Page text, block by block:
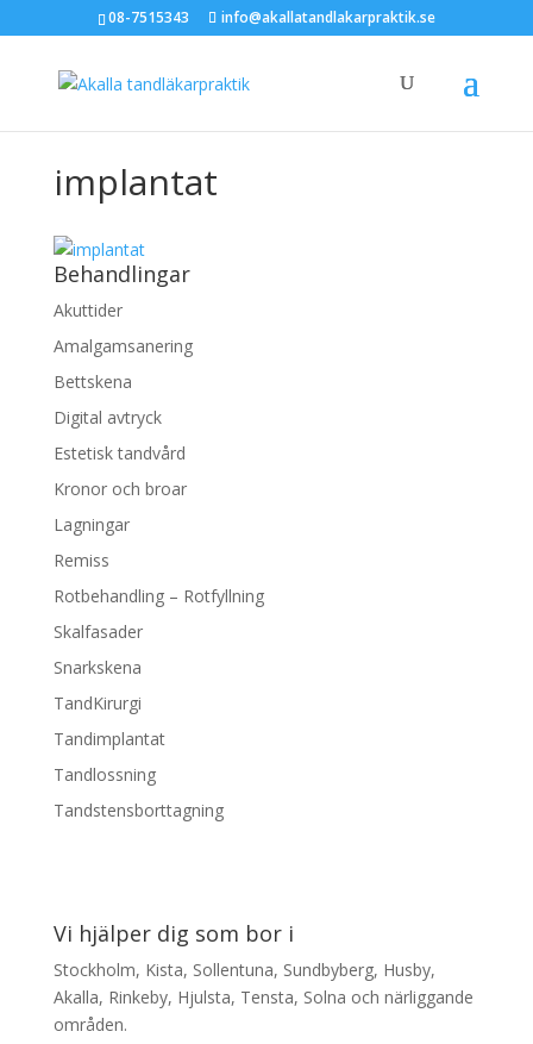
08-7515343 info@akallatandlakarpraktik.se
implantat
Behandlingar
Akuttider
Amalgamsanering
Bettskena
Digital avtryck
Estetisk tandvård
Kronor och broar
Lagningar
Remiss
Rotbehandling – Rotfyllning
Skalfasader
Snarkskena
TandKirurgi
Tandimplantat
Tandlossning
Tandstensborttagning
Vi hjälper dig som bor i
Stockholm, Kista, Sollentuna, Sundbyberg, Husby,
Akalla, Rinkeby, Hjulsta, Tensta, Solna och närliggande
områden.